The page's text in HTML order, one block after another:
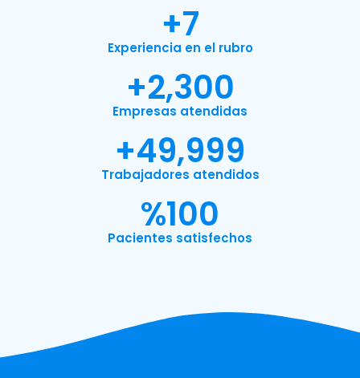
Experiencia en el rubro
+7
Empresas atendidas
+2,300
Trabajadores atendidos
+49,999
Pacientes satisfechos
%100